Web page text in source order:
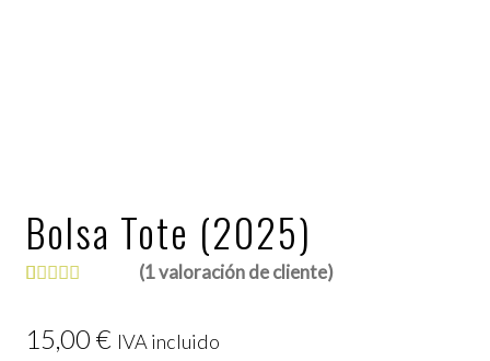
Bolsa Tote (2025)
5.00 de 5 en
(1valoración de cliente)
15,00 € IVA incluido